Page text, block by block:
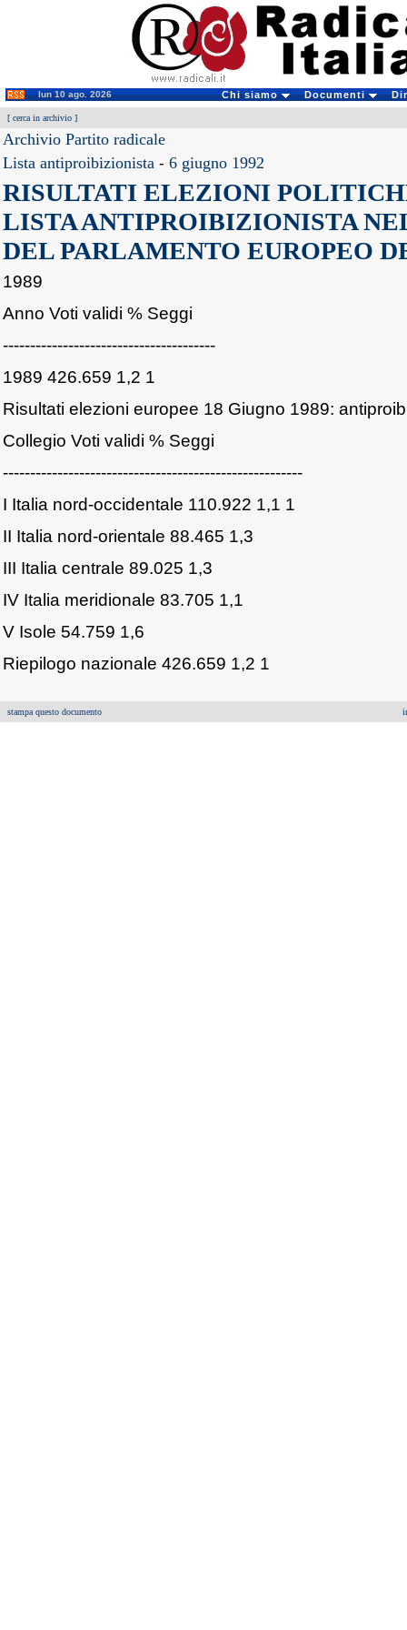
lun 10 ago. 2026 Chi siamo Documenti
[ cerca in archivio ]
Archivio Partito radicale
Lista antiproibizionista - 6 giugno 1992
RISULTATI ELEZIONI
LISTA ANTIPROIBIZIONISTA
DEL PARLAMENTO EUROPEO
1989
Anno Voti validi % Seggi
---------------------------------------
1989 426.659 1,2 1
Risultati elezioni europee 18 Giugno 1989:
Collegio Voti validi % Seggi
-------------------------------------------------------
I Italia nord-occidentale 110.922 1,1 1
II Italia nord-orientale 88.465 1,3
III Italia centrale 89.025 1,3
IV Italia meridionale 83.705 1,1
V Isole 54.759 1,6
Riepilogo nazionale 426.659 1,2 1
stampa questo documento